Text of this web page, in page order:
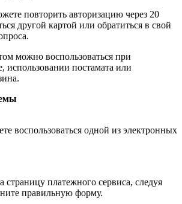
повторить авторизацию через 20
другой картой или обратиться в свой
можно воспользоваться при
использовании постамата или
воспользоваться одной из электронных
страницу платежного сервиса, следуя
правильную форму.